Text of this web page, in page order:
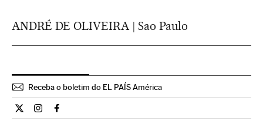
ANDRÉ DE OLIVEIRA | Sao Paulo
Receba o boletim do EL PAÍS América
Internacional El País Brasil en Twitter
Internacional El País Brasil en Instagram
Internacional El País Brasil en Facebook